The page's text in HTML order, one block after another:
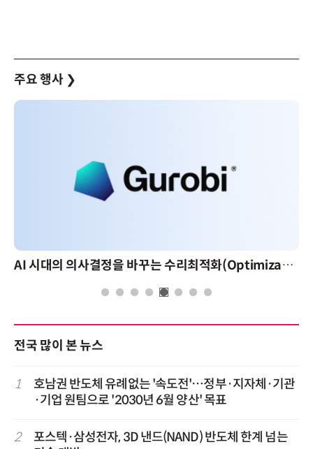
주요 행사 ❯
AI 핀옵스 실전 세미나: 폭증하는 AI 토큰 비용 관리 전략
전국 많이 본 뉴스
1
호남권 반도체 유례없는 '속도전'…정부·지자체·기관
·기업 원팀으로 '2030년 6월 양산' 목표
2
포스텍·삼성전자, 3D 낸드(NAND) 반도체 한계 넘는